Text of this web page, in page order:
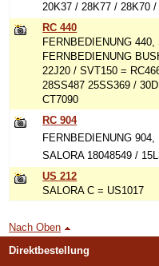
20K37 / 28K77 / 28K70
RC 440
FERNBEDIENUNG 440,
FERNBEDIENUNG
22J20 / SVT150 =
28SS487 25SS369 /
CT7090
RC 904
FERNBEDIENUNG
SALORA 18048549 /
US 212
SALORA C = US1017
Nach Oben
Direktbestellung